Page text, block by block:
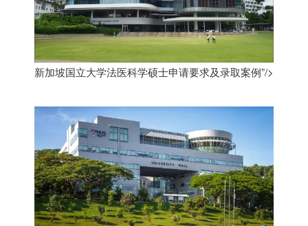
新加坡国立大学法医科学硕士申请要求及录取案例”/>